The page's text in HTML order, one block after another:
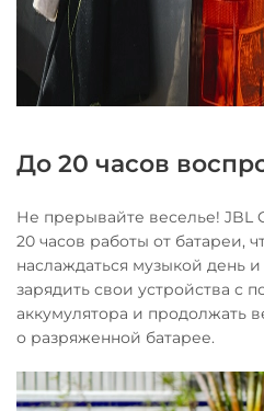
До 20 часов
Не прерывайте веселье! JBL
20 часов работы от батареи,
наслаждаться музыкой день
зарядить свои устройства с
аккумулятора и продолжать
о разряженной батарее.